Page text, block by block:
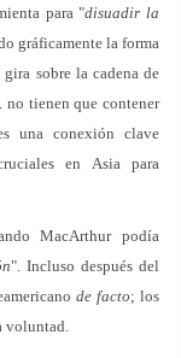
para "disuadir la
gráficamente la forma
sobre la cadena de
tienen que contener
una conexión clave
en Asia para
MacArthur podía
". Incluso después del
de facto; los
voluntad.